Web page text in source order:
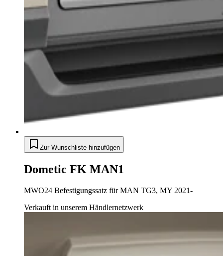
Zur Wunschliste hinzufügen
Dometic FK MAN1
MWO24 Befestigungssatz für MAN TG3, MY 2021-
Verkauft in unserem Händlernetzwerk